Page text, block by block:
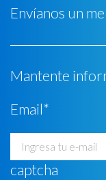
Envíanos un
Mantente
Email*
captcha